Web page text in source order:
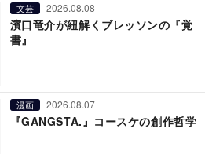
文芸 2026.08.08
濱口竜介が紐解くブレッソンの『覚
書』
漫画 2026.08.07
『GANGSTA.』コースケの創作哲学